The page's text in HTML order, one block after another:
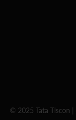
© 2025 Tata Tiscon |